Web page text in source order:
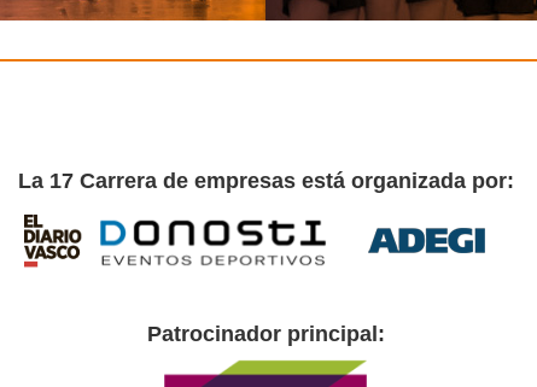
La 17 Carrera de empresas está organizada por:
Patrocinador principal: